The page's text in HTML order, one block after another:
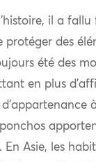
il a
des
été des
en plus
ponchos
En Asie, les